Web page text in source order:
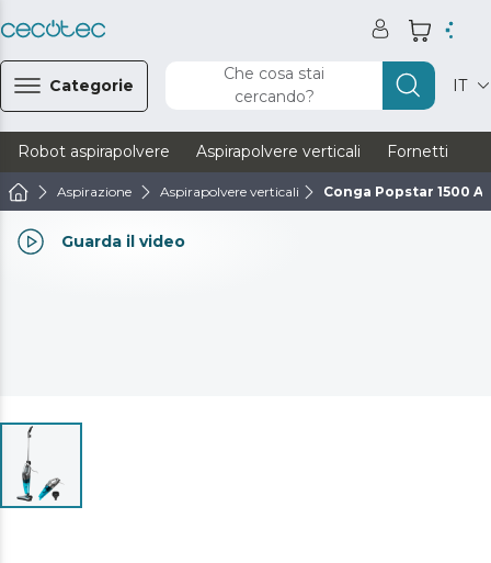
Categorie
Che cosa stai
cercando?
IT
Robot aspirapolvere Aspirapolvere verticali Fornetti
Aspirazione Aspirapolvere verticali Conga Popstar 1500
Guarda il video